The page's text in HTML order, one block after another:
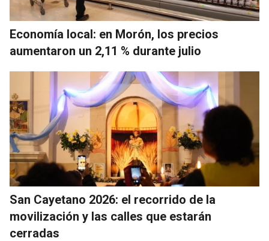
Economía local: en Morón, los precios
aumentaron un 2,11 % durante julio
San Cayetano 2026: el recorrido de la
movilización y las calles que estarán
cerradas